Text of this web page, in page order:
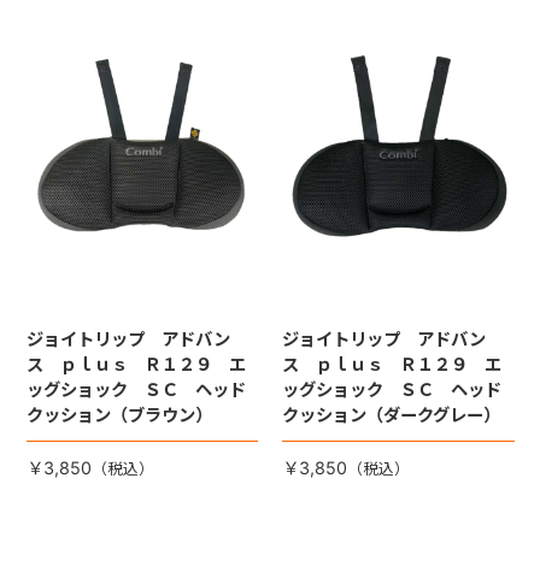
ジョイトリップ アドバン
ス ｐｌｕｓ Ｒ１２９ エ
ッグショック ＳＣ ヘッド
クッション（ブラウン）
￥3,850
ジョイトリップ アドバン
ス ｐｌｕｓ Ｒ１２９ エ
ッグショック ＳＣ ヘッド
クッション（ダークグレー）
￥3,850